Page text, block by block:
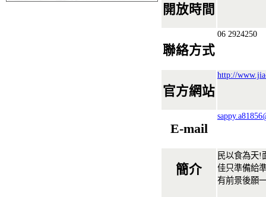
開放時間
聯絡方式
06 2924250
官方網站
http://
E-mail
簡介
民以食為天!
佳只準備給
有前景後願